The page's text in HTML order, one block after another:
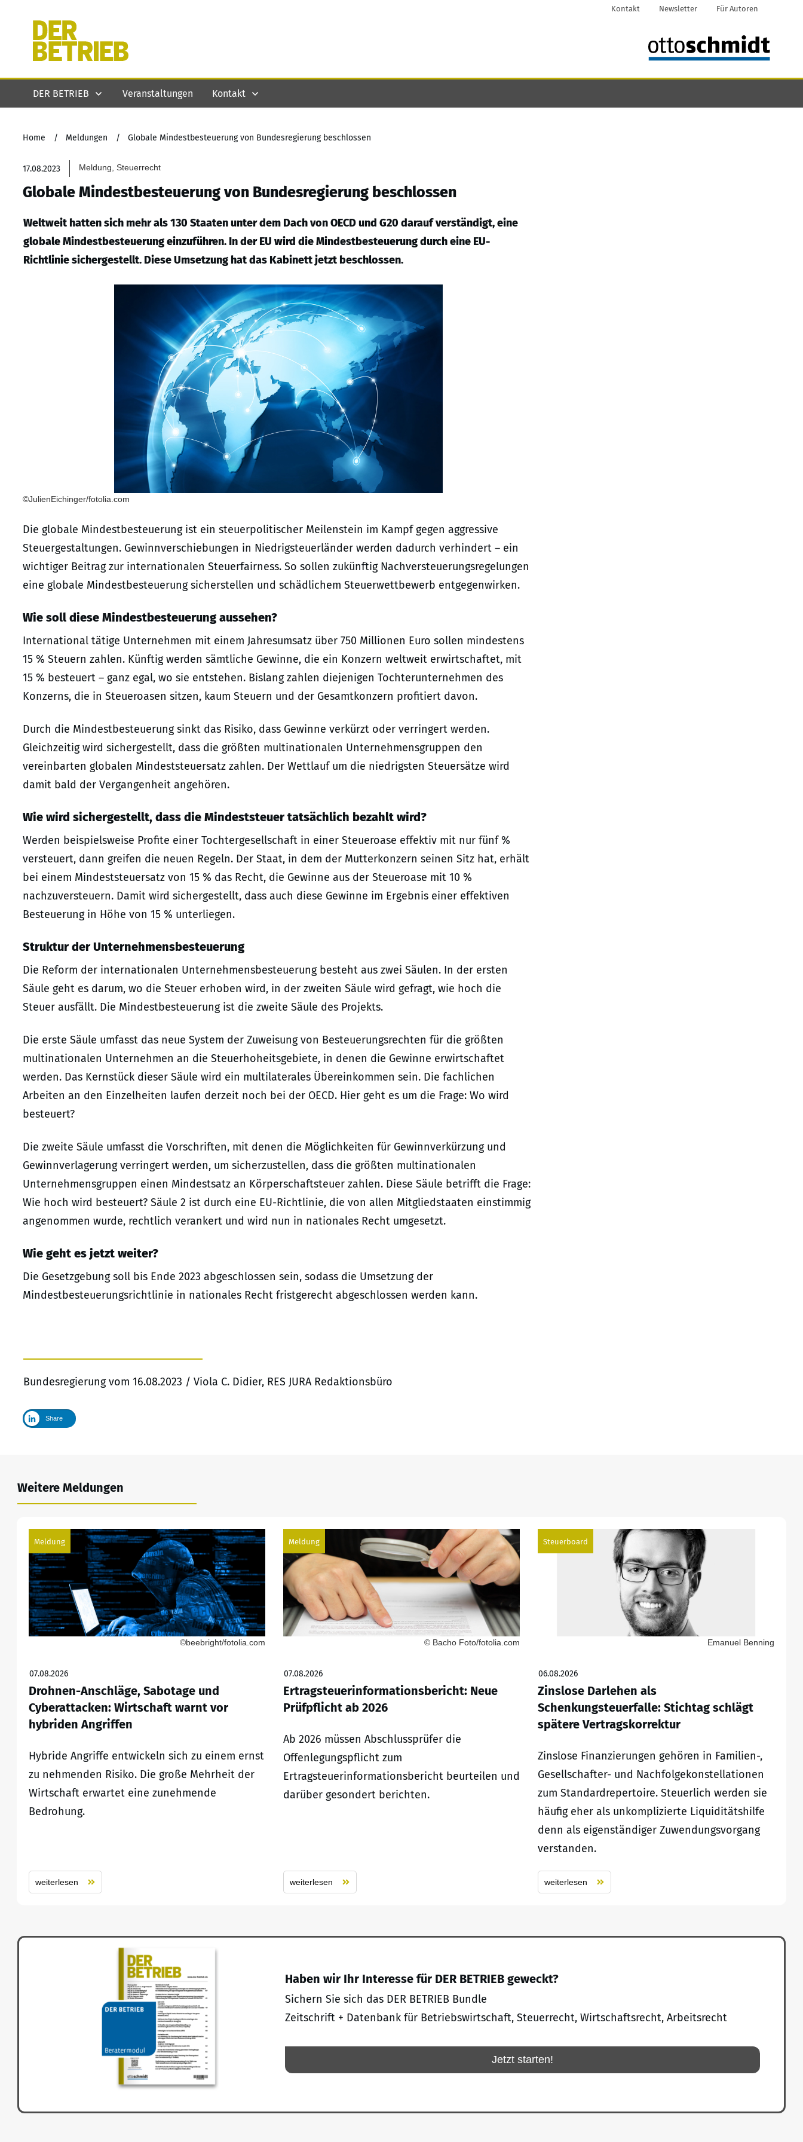
Kontakt Newsletter Für Autoren
DER BETRIEB Veranstaltungen Kontakt
Home / Meldungen / Globale Mindestbesteuerung von Bundesregierung beschlossen
17.08.2023 Meldung, Steuerrecht
Globale Mindestbesteuerung von Bundesregierung beschlossen
Weltweit hatten sich mehr als 130 Staaten unter dem Dach von OECD und G20 darauf verständigt, eine
globale Mindestbesteuerung einzuführen. In der EU wird die Mindestbesteuerung durch eine EU-
Richtlinie sichergestellt. Diese Umsetzung hat das Kabinett jetzt beschlossen.
©JulienEichinger/fotolia.com
Die globale Mindestbesteuerung ist ein steuerpolitischer Meilenstein im Kampf gegen aggressive
Steuergestaltungen. Gewinnverschiebungen in Niedrigsteuerländer werden dadurch verhindert – ein
wichtiger Beitrag zur internationalen Steuerfairness. So sollen zukünftig Nachversteuerungsregelungen
eine globale Mindestbesteuerung sicherstellen und schädlichem Steuerwettbewerb entgegenwirken.
Wie soll diese Mindestbesteuerung aussehen?
International tätige Unternehmen mit einem Jahresumsatz über 750 Millionen Euro sollen mindestens
15 % Steuern zahlen. Künftig werden sämtliche Gewinne, die ein Konzern weltweit erwirtschaftet, mit
15 % besteuert – ganz egal, wo sie entstehen. Bislang zahlen diejenigen Tochterunternehmen des
Konzerns, die in Steueroasen sitzen, kaum Steuern und der Gesamtkonzern profitiert davon.
Durch die Mindestbesteuerung sinkt das Risiko, dass Gewinne verkürzt oder verringert werden.
Gleichzeitig wird sichergestellt, dass die größten multinationalen Unternehmensgruppen den
vereinbarten globalen Mindeststeuersatz zahlen. Der Wettlauf um die niedrigsten Steuersätze wird
damit bald der Vergangenheit angehören.
Wie wird sichergestellt, dass die Mindeststeuer tatsächlich bezahlt wird?
Werden beispielsweise Profite einer Tochtergesellschaft in einer Steueroase effektiv mit nur fünf %
versteuert, dann greifen die neuen Regeln. Der Staat, in dem der Mutterkonzern seinen Sitz hat, erhält
bei einem Mindeststeuersatz von 15 % das Recht, die Gewinne aus der Steueroase mit 10 %
nachzuversteuern. Damit wird sichergestellt, dass auch diese Gewinne im Ergebnis einer effektiven
Besteuerung in Höhe von 15 % unterliegen.
Struktur der Unternehmensbesteuerung
Die Reform der internationalen Unternehmensbesteuerung besteht aus zwei Säulen. In der ersten
Säule geht es darum, wo die Steuer erhoben wird, in der zweiten Säule wird gefragt, wie hoch die
Steuer ausfällt. Die Mindestbesteuerung ist die zweite Säule des Projekts.
Die erste Säule umfasst das neue System der Zuweisung von Besteuerungsrechten für die größten
multinationalen Unternehmen an die Steuerhoheitsgebiete, in denen die Gewinne erwirtschaftet
werden. Das Kernstück dieser Säule wird ein multilaterales Übereinkommen sein. Die fachlichen
Arbeiten an den Einzelheiten laufen derzeit noch bei der OECD. Hier geht es um die Frage: Wo wird
besteuert?
Die zweite Säule umfasst die Vorschriften, mit denen die Möglichkeiten für Gewinnverkürzung und
Gewinnverlagerung verringert werden, um sicherzustellen, dass die größten multinationalen
Unternehmensgruppen einen Mindestsatz an Körperschaftsteuer zahlen. Diese Säule betrifft die Frage:
Wie hoch wird besteuert? Säule 2 ist durch eine EU-Richtlinie, die von allen Mitgliedstaaten einstimmig
angenommen wurde, rechtlich verankert und wird nun in nationales Recht umgesetzt.
Wie geht es jetzt weiter?
Die Gesetzgebung soll bis Ende 2023 abgeschlossen sein, sodass die Umsetzung der
Mindestbesteuerungsrichtlinie in nationales Recht fristgerecht abgeschlossen werden kann.
Bundesregierung vom 16.08.2023 / Viola C. Didier, RES JURA Redaktionsbüro
Share
Weitere Meldungen
Meldung
©beebright/fotolia.com
07.08.2026
Drohnen-Anschläge, Sabotage und
Cyberattacken: Wirtschaft warnt vor
hybriden Angriffen
Hybride Angriffe entwickeln sich zu einem ernst
zu nehmenden Risiko. Die große Mehrheit der
Wirtschaft erwartet eine zunehmende
Bedrohung.
weiterlesen
Meldung
© Bacho Foto/fotolia.com
07.08.2026
Ertragsteuerinformationsbericht: Neue
Prüfpflicht ab 2026
Ab 2026 müssen Abschlussprüfer die
Offenlegungspflicht zum
Ertragsteuerinformationsbericht beurteilen und
darüber gesondert berichten.
weiterlesen
Steuerboard
Emanuel Benning
06.08.2026
Zinslose Darlehen als
Schenkungsteuerfalle: Stichtag schlägt
spätere Vertragskorrektur
Zinslose Finanzierungen gehören in Familien-,
Gesellschafter- und Nachfolgekonstellationen
zum Standardrepertoire. Steuerlich werden sie
häufig eher als unkomplizierte Liquiditätshilfe
denn als eigenständiger Zuwendungsvorgang
verstanden.
weiterlesen
Haben wir Ihr Interesse für DER BETRIEB geweckt?
Sichern Sie sich das DER BETRIEB Bundle
Zeitschrift + Datenbank für Betriebswirtschaft, Steuerrecht, Wirtschaftsrecht, Arbeitsrecht
Jetzt starten!